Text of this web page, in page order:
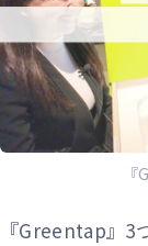
『Greentap』3